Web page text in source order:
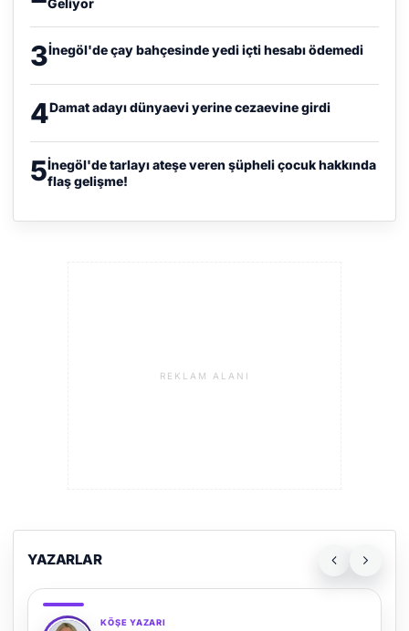
Geliyor
3İnegöl'de çay bahçesinde yedi içti hesabı ödemedi
4Damat adayı dünyaevi yerine cezaevine girdi
5İnegöl'de tarlayı ateşe veren şüpheli çocuk hakkında
flaş gelişme!
REKLAM ALANI
YAZARLAR
KÖŞE YAZARI